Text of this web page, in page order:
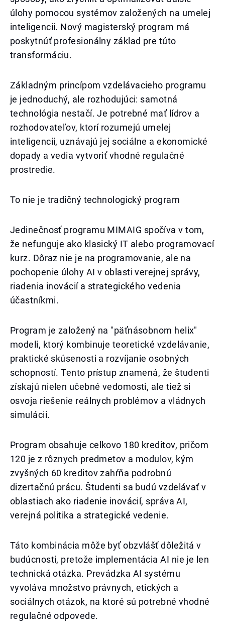
úlohy pomocou systémov založených na umelej
inteligencii. Nový magisterský program má
poskytnúť profesionálny základ pre túto
transformáciu.
Základným princípom vzdelávacieho programu
je jednoduchý, ale rozhodujúci: samotná
technológia nestačí. Je potrebné mať lídrov a
rozhodovateľov, ktorí rozumejú umelej
inteligencii, uznávajú jej sociálne a ekonomické
dopady a vedia vytvoriť vhodné regulačné
prostredie.
To nie je tradičný technologický program
Jedinečnosť programu MIMAIG spočíva v tom,
že nefunguje ako klasický IT alebo programovací
kurz. Dôraz nie je na programovanie, ale na
pochopenie úlohy AI v oblasti verejnej správy,
riadenia inovácií a strategického vedenia
účastníkmi.
Program je založený na "päťnásobnom helix"
modeli, ktorý kombinuje teoretické vzdelávanie,
praktické skúsenosti a rozvíjanie osobných
schopností. Tento prístup znamená, že študenti
získajú nielen učebné vedomosti, ale tiež si
osvoja riešenie reálnych problémov a vládnych
simulácii.
Program obsahuje celkovo 180 kreditov, pričom
120 je z rôznych predmetov a modulov, kým
zvyšných 60 kreditov zahŕňa podrobnú
dizertačnú prácu. Študenti sa budú vzdelávať v
oblastiach ako riadenie inovácií, správa AI,
verejná politika a strategické vedenie.
Táto kombinácia môže byť obzvlášť dôležitá v
budúcnosti, pretože implementácia AI nie je len
technická otázka. Prevádzka AI systému
vyvoláva množstvo právnych, etických a
sociálnych otázok, na ktoré sú potrebné vhodné
regulačné odpovede.